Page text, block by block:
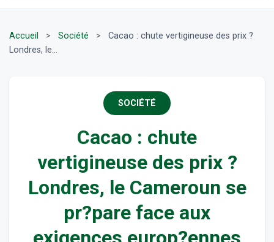
Accueil > Société >
Cacao : chute vertigineuse des prix ?
Londres, le...
SOCIÉTÉ
Cacao : chute
vertigineuse des prix ?
Londres, le Cameroun se
pr?pare face aux